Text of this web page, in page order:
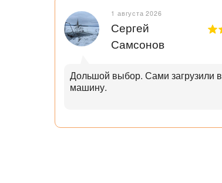
1 августа 2026
Сергей
Самсонов
Дольшой выбор. Сами загрузили в
машину.